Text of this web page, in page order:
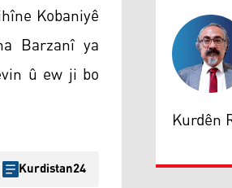
Kobaniyê
Barzanî ya
û ew ji bo
Kurdistan24
Kurdên